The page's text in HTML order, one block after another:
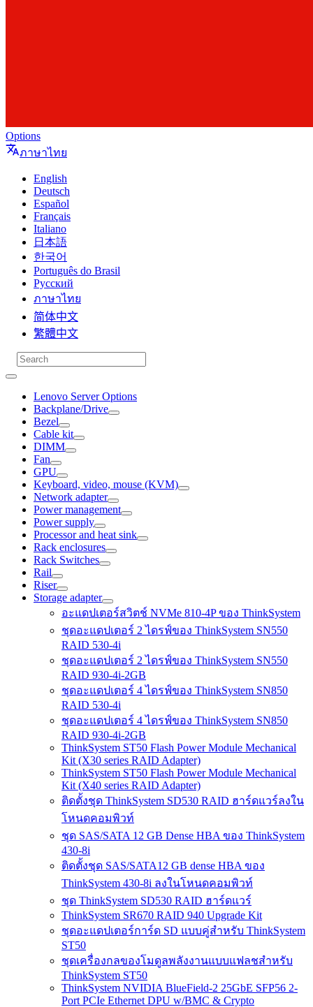
Options
ภาษาไทย
English
Deutsch
Español
Français
Italiano
日本語
한국어
Português do Brasil
Русский
ภาษาไทย
简体中文
繁體中文
Lenovo Server Options
Backplane/Drive
Bezel
Cable kit
DIMM
Fan
GPU
Keyboard, video, mouse (KVM)
Network adapter
Power management
Power supply
Processor and heat sink
Rack enclosures
Rack Switches
Rail
Riser
Storage adapter
อะแดปเตอร์สวิตช์ NVMe 810-4P ของ ThinkSystem
ชุดอะแดปเตอร์ 2 ไดรฟ์ของ ThinkSystem SN550
RAID 530-4i
ชุดอะแดปเตอร์ 2 ไดรฟ์ของ ThinkSystem SN550
RAID 930-4i-2GB
ชุดอะแดปเตอร์ 4 ไดรฟ์ของ ThinkSystem SN850
RAID 530-4i
ชุดอะแดปเตอร์ 4 ไดรฟ์ของ ThinkSystem SN850
RAID 930-4i-2GB
ThinkSystem ST50 Flash Power Module Mechanical
Kit (X30 series RAID Adapter)
ThinkSystem ST50 Flash Power Module Mechanical
Kit (X40 series RAID Adapter)
ติดตั้งชุด ThinkSystem SD530 RAID ฮาร์ดแวร์ลงใน
โหนดคอมพิวท์
ชุด SAS/SATA 12 GB Dense HBA ของ ThinkSystem
430-8i
ติดตั้งชุด SAS/SATA12 GB dense HBA ของ
ThinkSystem 430-8i ลงในโหนดคอมพิวท์
ชุด ThinkSystem SD530 RAID ฮาร์ดแวร์
ThinkSystem SR670 RAID 940 Upgrade Kit
ชุดอะแดปเตอร์การ์ด SD แบบคู่สำหรับ ThinkSystem
ST50
ชุดเครื่องกลของโมดูลพลังงานแบบแฟลชสำหรับ
ThinkSystem ST50
ThinkSystem NVIDIA BlueField-2 25GbE SFP56 2-
Port PCIe Ethernet DPU w/BMC & Crypto